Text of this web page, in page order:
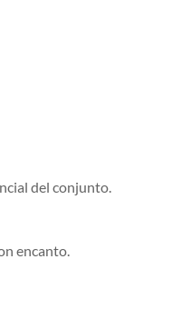
del conjunto.
encanto.